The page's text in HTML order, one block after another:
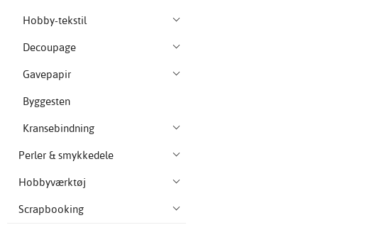
Hobby-tekstil
Decoupage
Gavepapir
Byggesten
Kransebindning
Perler & smykkedele
Hobbyværktøj
Scrapbooking